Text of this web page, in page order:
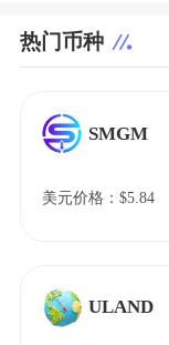
热门币种
SMGM
美元价格：$5.84
ULAND